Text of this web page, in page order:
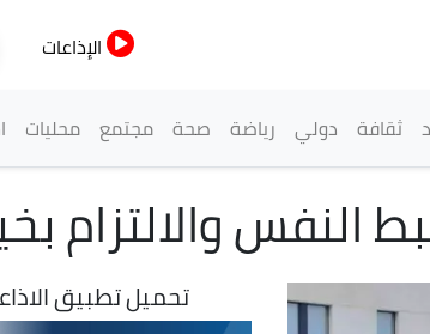
الإذاعات
ثقافة دولي رياضة صحة مجتمع محليات
والالتزام
تحميل تطبيق